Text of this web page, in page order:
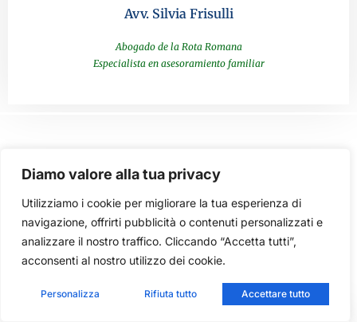
Diamo valore alla tua privacy
Utilizziamo i cookie per migliorare la tua esperienza di
navigazione, offrirti pubblicità o contenuti personalizzati e
analizzare il nostro traffico. Cliccando “Accetta tutti”,
acconsenti al nostro utilizzo dei cookie.
Personalizza Rifiuta tutto Accettare tutto
Avv. Silvia Frisulli
Abogado de la Rota Romana
Especialista en asesoramiento familiar
Of Counsel
Descubre a los abogados expertos que colaboran con
nosotros para ofrecerte conocimientos especializados y un
asesoramiento jurídico de alto nivel.